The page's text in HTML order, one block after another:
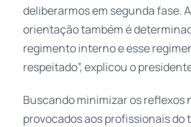
deliberarmos em segunda fase.
orientação também é
regimento interno e esse
respeitado”, explicou o
Buscando minimizar os reflexos
provocados aos profissionais